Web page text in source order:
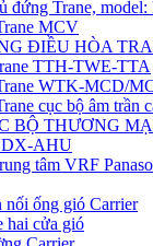
đứng Trane,
MCV
ĐIỀU HÒA
TTH-TWE-TTA
WTK-MCD/
cục bộ âm trần
BỘ THƯƠNG
DX-AHU
tâm VRF
nối ống gió Carrier
hai cửa gió